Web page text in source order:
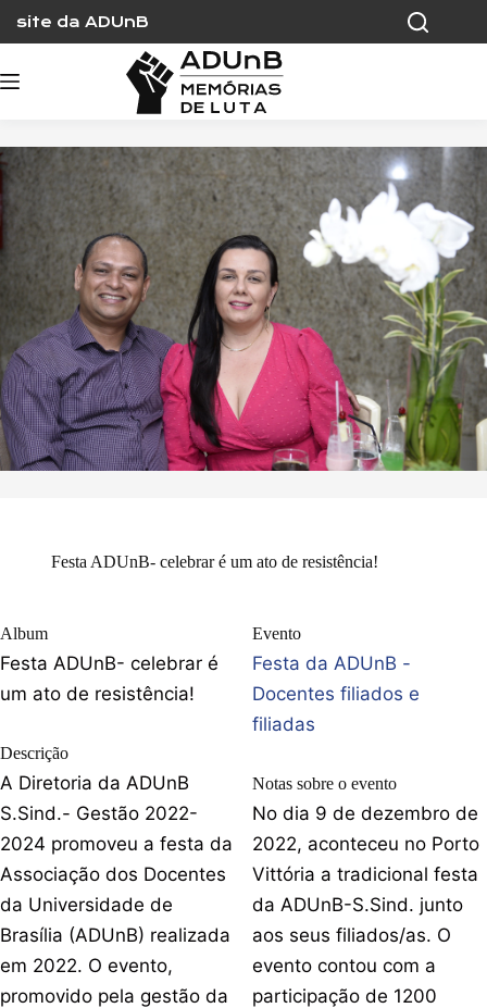
content
site da ADUnB
Festa ADUnB- celebrar é um ato de resistência!
Album
Festa ADUnB- celebrar é
um ato de resistência!
Descrição
A Diretoria da ADUnB
S.Sind.- Gestão 2022-
2024 promoveu a festa da
Associação dos Docentes
da Universidade de
Brasília (ADUnB) realizada
em 2022. O evento,
promovido pela gestão da
Evento
Festa da ADUnB -
Docentes filiados e
filiadas
Notas sobre o evento
No dia 9 de dezembro de
2022, aconteceu no Porto
Vittória a tradicional festa
da ADUnB-S.Sind. junto
aos seus filiados/as. O
evento contou com a
participação de 1200